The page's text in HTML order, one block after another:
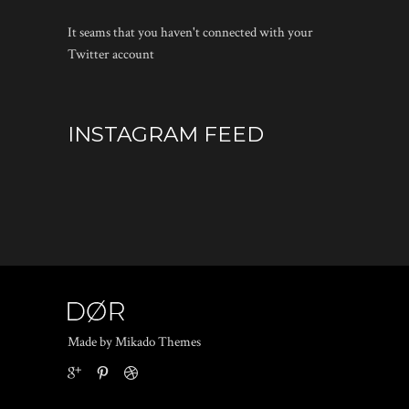
It seams that you haven't connected with your
Twitter account
INSTAGRAM FEED
Made by Mikado Themes